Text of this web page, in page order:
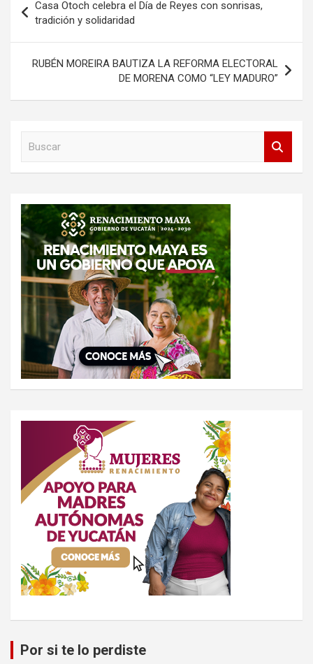
de
entradas
Casa Otoch celebra el Día de Reyes con sonrisas,
tradición y solidaridad
RUBÉN MOREIRA BAUTIZA LA REFORMA ELECTORAL
DE MORENA COMO “LEY MADURO”
r
Por si te lo perdiste